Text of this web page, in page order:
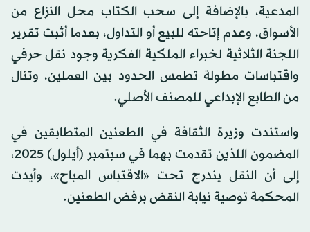
المدعية، بالإضافة إلى سحب الكتاب محل النزاع من
الأسواق، وعدم إتاحته للبيع أو التداول، بعدما أثبت تقرير
اللجنة الثلاثية لخبراء الملكية الفكرية وجود نقل حرفي
واقتباسات مطولة تطمس الحدود بين العملين، وتنال
من الطابع الإبداعي للمصنف الأصلي.
واستندت وزيرة الثقافة في الطعنين المتطابقين في
المضمون اللذين تقدمت بهما في سبتمبر (أيلول) 2025،
إلى أن النقل يندرج تحت «الاقتباس المباح»، وأيدت
المحكمة توصية نيابة النقض برفض الطعنين.